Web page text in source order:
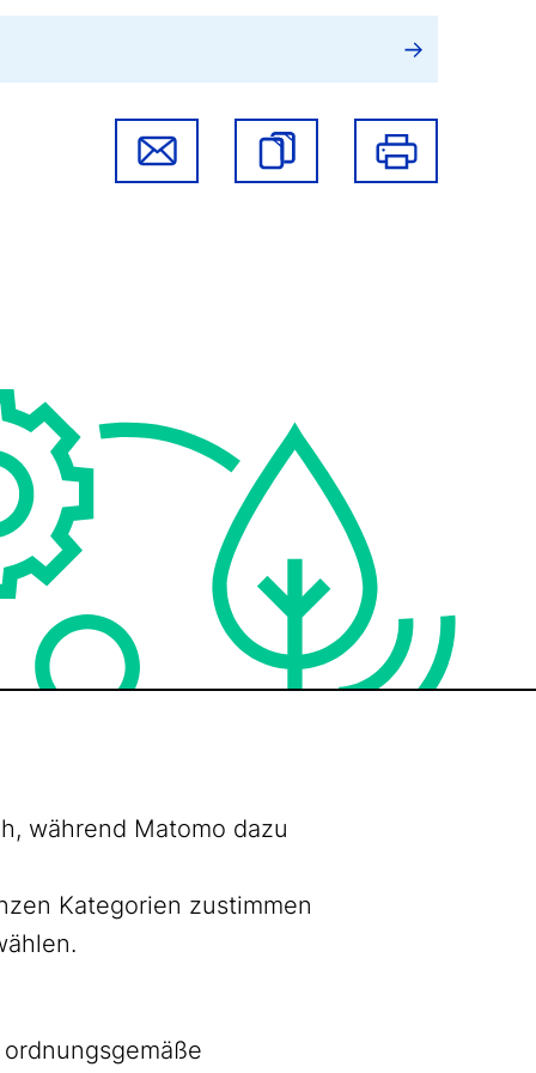
während Matomo dazu
Kategorien zustimmen